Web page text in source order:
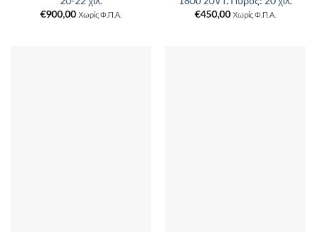
€900,00 Χωρίς Φ.Π.Α.
€450,00 Χωρίς Φ.Π.Α.